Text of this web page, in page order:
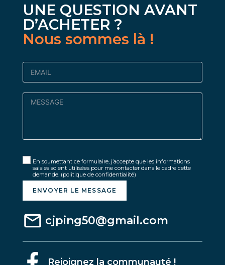
UNE QUESTION AVANT
D’ACHETER ?
Nous sommes là !
En soumettant ce formulaire, j’accepte que les informations
saisies soient utilisées pour me contacter dans le cadre cette
demande. (politique de confidentialité)
ENVOYER LE MESSAGE
cjping50@gmail.com
Rejoignez la communauté !